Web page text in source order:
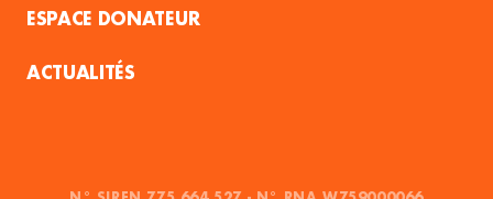
ESPACE DONATEUR
ACTUALITÉS